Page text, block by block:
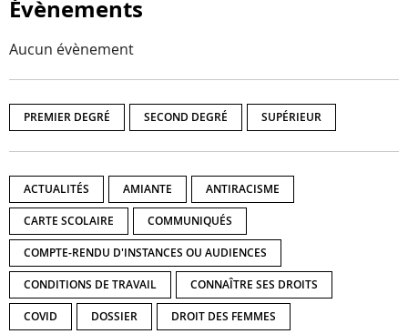
Évènements
Aucun évènement
PREMIER DEGRÉ SECOND DEGRÉ SUPÉRIEUR
ACTUALITÉS AMIANTE ANTIRACISME
CARTE SCOLAIRE COMMUNIQUÉS
COMPTE-RENDU D'INSTANCES OU AUDIENCES
CONDITIONS DE TRAVAIL CONNAÎTRE SES DROITS
COVID DOSSIER DROIT DES FEMMES